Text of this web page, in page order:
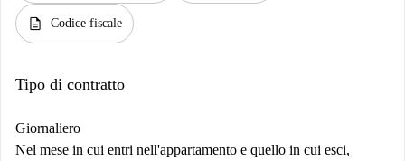
description Codice fiscale
Tipo di contratto
Giornaliero
Nel mese in cui entri nell'appartamento e quello in cui esci,